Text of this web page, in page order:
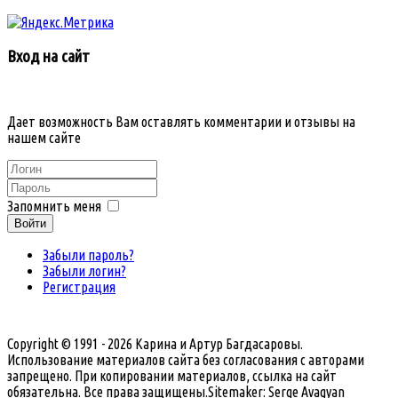
Вход на сайт
Дает возможность Вам оставлять комментарии и отзывы на
нашем сайте
Запомнить меня
Войти
Забыли пароль?
Забыли логин?
Регистрация
Copyright © 1991 - 2026 Карина и Артур Багдасаровы.
Использование материалов сайта без согласования с авторами
запрещено. При копировании материалов, ссылка на сайт
обязательна. Все права защищены.Sitemaker: Serge Avagyan